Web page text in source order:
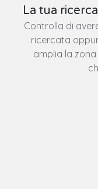
La tua
Controlla di
ricercata
amplia la